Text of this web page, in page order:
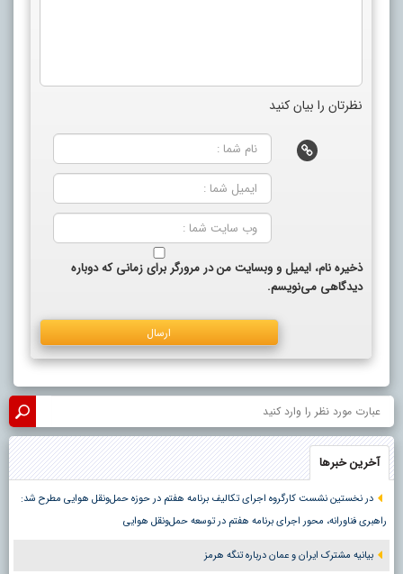
نظرتان را بیان کنید
ذخیره نام، ایمیل و وبسایت من در مرورگر برای زمانی که دوباره
دیدگاهی می‌نویسم.
آخرین خبرها
در نخستین نشست کارگروه اجرای تکالیف برنامه هفتم در حوزه حمل‌ونقل هوایی مطرح شد:
راهبری فناورانه، محور اجرای برنامه هفتم در توسعه حمل‌ونقل هوایی
بیانیه مشترک ایران و عمان درباره تنگه هرمز